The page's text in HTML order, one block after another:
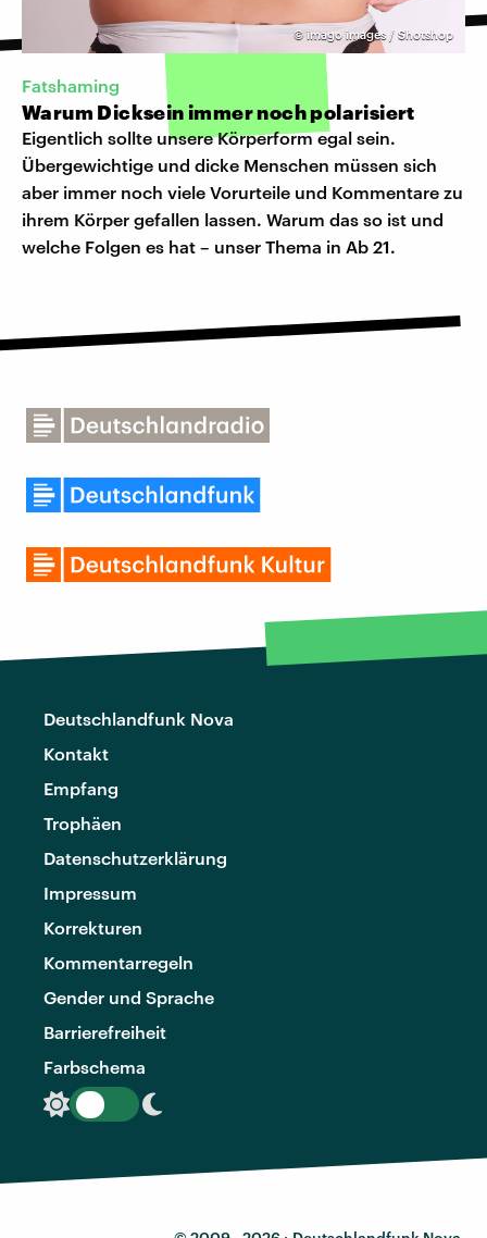
© imago images / Shotshop
Fatshaming
Warum Dicksein immer noch polarisiert
Eigentlich sollte unsere Körperform egal sein.
Übergewichtige und dicke Menschen müssen sich
aber immer noch viele Vorurteile und Kommentare zu
ihrem Körper gefallen lassen. Warum das so ist und
welche Folgen es hat – unser Thema in Ab 21.
Deutschlandfunk Nova
Kontakt
Empfang
Trophäen
Datenschutzerklärung
Impressum
Korrekturen
Kommentarregeln
Gender und Sprache
Barrierefreiheit
Farbschema